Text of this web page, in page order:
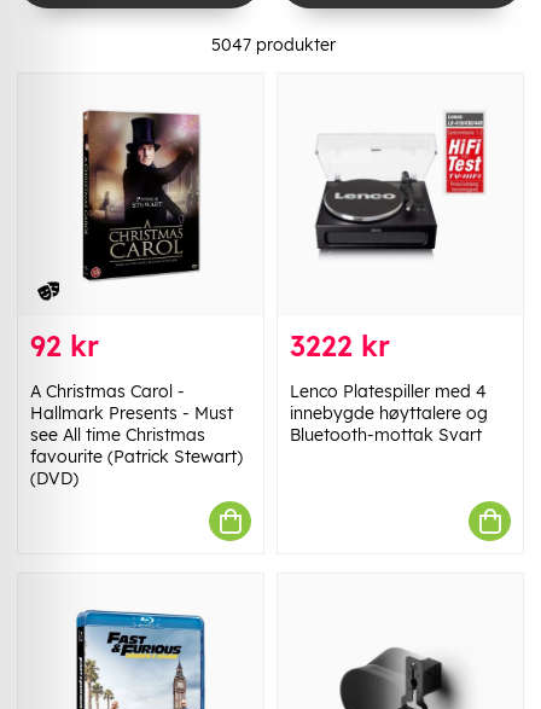
5047produkter
92 kr
A Christmas Carol -
Hallmark Presents - Must
see All time Christmas
favourite (Patrick Stewart)
(DVD)
3222 kr
Lenco Platespiller med 4
innebygde høyttalere og
Bluetooth-mottak Svart